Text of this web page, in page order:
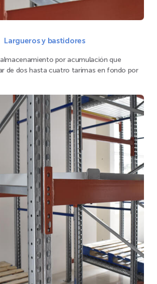
Largueros y bastidores
por acumulación que
de dos hasta cuatro tarimas en fondo por